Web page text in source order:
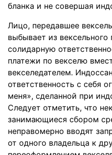
бланка и не совершая
Лицо, передавшее
выбывает из
солидарную
платежи по векселю
векселедателем.
ответственность с себя
меня», сделанной при
Следует отметить, что
занимающиеся сбором
неправомерно вводят
от одного владельца к